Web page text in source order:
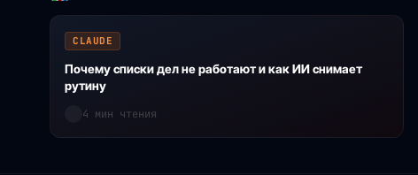
CLAUDE
Почему списки дел не работают и как ИИ снимает
рутину
4 мин чтения